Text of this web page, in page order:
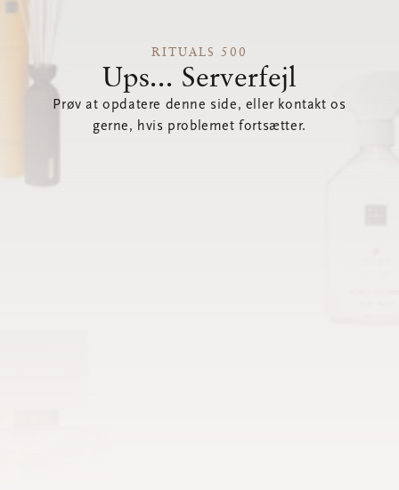
RITUALS 500
Ups... Serverfejl
Prøv at opdatere denne side, eller kontakt os
gerne, hvis problemet fortsætter.